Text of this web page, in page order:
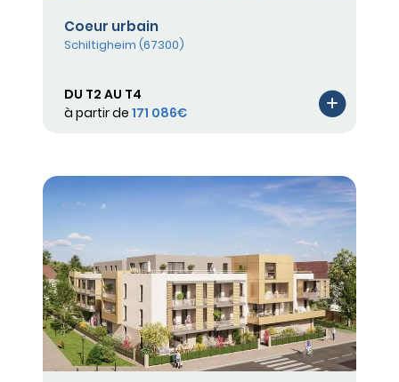
Coeur urbain
Schiltigheim (67300)
DU T2 AU T4
à partir de 171 086€